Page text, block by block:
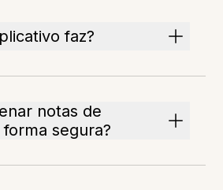
faz?
notas de
segura?